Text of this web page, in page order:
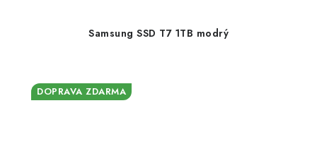
Samsung SSD T7 1TB modrý
DOPRAVA ZDARMA